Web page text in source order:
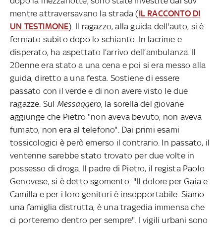
mentre attraversavano la strada (IL RACCONTO DI
UN TESTIMONE). Il ragazzo, alla guida dell'auto, si è
fermato subito dopo lo schianto. In lacrime e
disperato, ha aspettato l’arrivo dell’ambulanza. Il
20enne era stato a una cena e poi si era messo alla
guida, diretto a una festa. Sostiene di essere
passato con il verde e di non avere visto le due
ragazze. Sul Messaggero, la sorella del giovane
aggiunge che Pietro "non aveva bevuto, non aveva
fumato, non era al telefono". Dai primi esami
tossicologici è però emerso il contrario. In passato, il
ventenne sarebbe stato trovato per due volte in
possesso di droga. Il padre di Pietro, il regista Paolo
Genovese, si è detto sgomento: "Il dolore per Gaia e
Camilla e per i loro genitori è insopportabile. Siamo
una famiglia distrutta, è una tragedia immensa che
ci porteremo dentro per sempre". I vigili urbani sono